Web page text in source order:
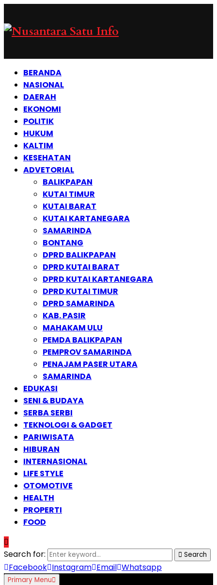
BERANDA
NASIONAL
DAERAH
EKONOMI
POLITIK
HUKUM
KALTIM
KESEHATAN
ADVETORIAL
BALIKPAPAN
KUTAI TIMUR
KUTAI BARAT
KUTAI KARTANEGARA
SAMARINDA
BONTANG
DPRD BALIKPAPAN
DPRD KUTAI BARAT
DPRD KUTAI KARTANEGARA
DPRD KUTAI TIMUR
DPRD SAMARINDA
KAB. PASIR
MAHAKAM ULU
PEMDA BALIKPAPAN
PEMPROV SAMARINDA
PENAJAM PASER UTARA
SAMARINDA
EDUKASI
SENI & BUDAYA
SERBA SERBI
TEKNOLOGI & GADGET
PARIWISATA
HIBURAN
INTERNASIONAL
LIFE STYLE
OTOMOTIVE
HEALTH
PROPERTI
FOOD
Search for: Search
Facebook Instagram Email Whatsapp
Primary Menu